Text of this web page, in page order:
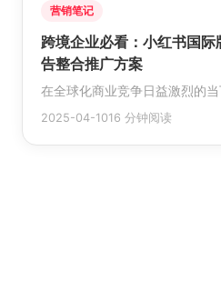
营销笔记
跨境企业必看：小红书国
告整合推广方案
在全球化商业竞争日益激烈的
2025-04-1016 分钟阅读